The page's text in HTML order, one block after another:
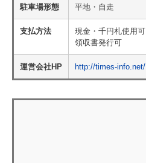
駐車場形態 平地・自走
支払方法
現金・千円札使用可
領収書発行可
運営会社HP http://times-info.net/